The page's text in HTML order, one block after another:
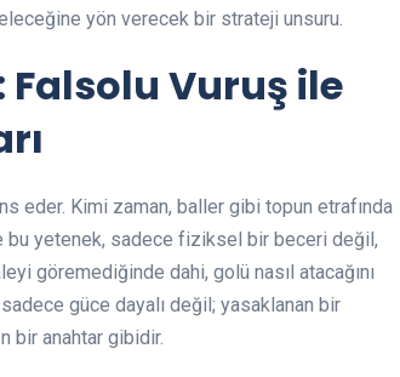
yön verecek bir strateji unsuru.
Vuruş ile
eder. Kimi zaman, baller gibi topun etrafında
bu yetenek, sadece fiziksel bir beceri değil,
göremediğinde dahi, golü nasıl atacağını
güce dayalı değil; yasaklanan bir
bir anahtar gibidir.